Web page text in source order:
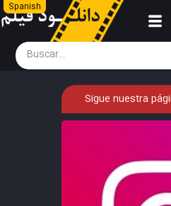
Spanish
Sigue nuestra